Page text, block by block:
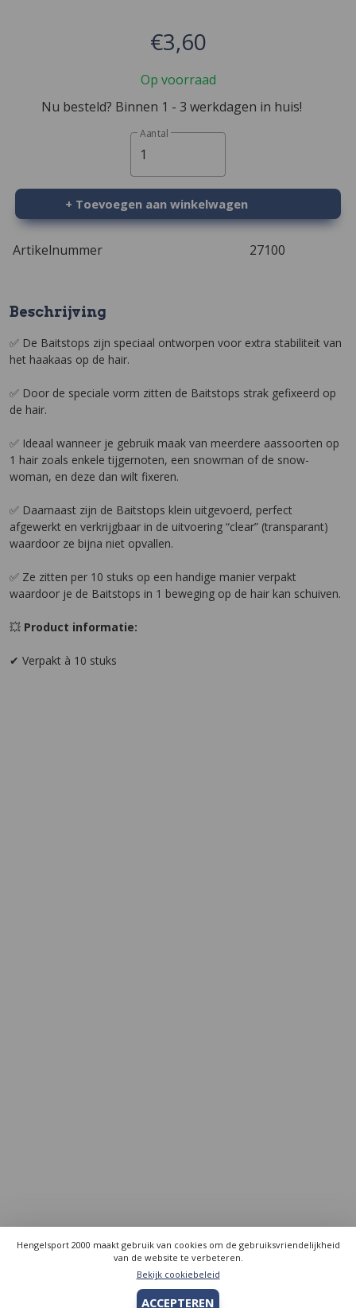
€3,60
Op voorraad
Nu besteld? Binnen 1 - 3 werkdagen in huis!
Aantal
1
+ Toevoegen aan winkelwagen
Artikelnummer 27100
Beschrijving
✅ De Baitstops zijn speciaal ontworpen voor extra stabiliteit van
het haakaas op de hair.
✅ Door de speciale vorm zitten de Baitstops strak gefixeerd op
de hair.
✅ Ideaal wanneer je gebruik maak van meerdere aassoorten op
1 hair zoals enkele tijgernoten, een snowman of de snow-
woman, en deze dan wilt fixeren.
✅ Daarnaast zijn de Baitstops klein uitgevoerd, perfect
afgewerkt en verkrijgbaar in de uitvoering “clear” (transparant)
waardoor ze bijna niet opvallen.
✅ Ze zitten per 10 stuks op een handige manier verpakt
waardoor je de Baitstops in 1 beweging op de hair kan schuiven.
💥 Product informatie:
✔ Verpakt à 10 stuks
Hengelsport 2000 maakt gebruik van cookies om de gebruiksvriendelijkheid
van de website te verbeteren.
Bekijk cookiebeleid
ACCEPTEREN